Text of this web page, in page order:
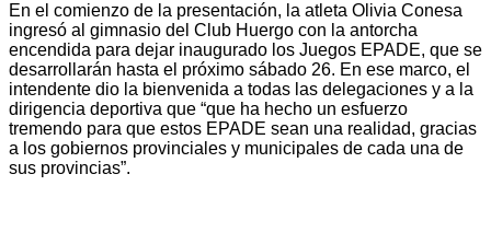
En el comienzo de la presentación, la atleta Olivia Conesa
ingresó al gimnasio del Club Huergo con la antorcha
encendida para dejar inaugurado los Juegos EPADE, que se
desarrollarán hasta el próximo sábado 26. En ese marco, el
intendente dio la bienvenida a todas las delegaciones y a la
dirigencia deportiva que “que ha hecho un esfuerzo
tremendo para que estos EPADE sean una realidad, gracias
a los gobiernos provinciales y municipales de cada una de
sus provincias”.